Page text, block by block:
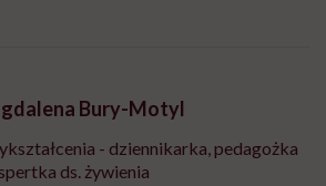
Bury-Motyl
- dziennikarka, pedagożka
ds. żywienia